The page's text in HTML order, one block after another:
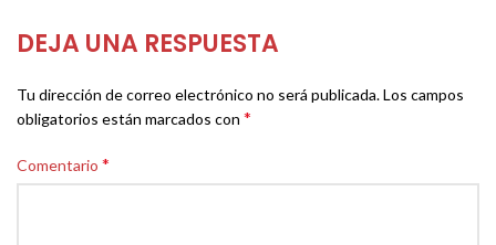
DEJA UNA RESPUESTA
Tu dirección de correo electrónico no será publicada.Los campos
obligatorios están marcados con *
Comentario *